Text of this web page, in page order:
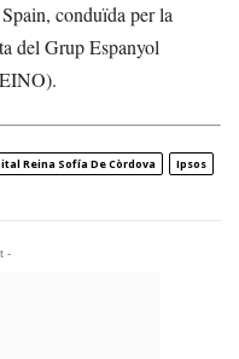
conduïda per la
del Grup Espanyol
Reina Sofía De Còrdova
Ipsos
-